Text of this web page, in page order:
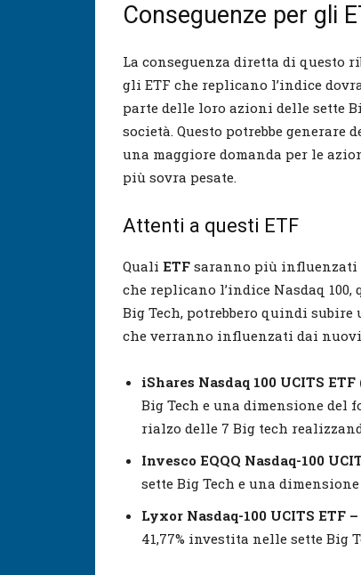
Conseguenze per gli
La conseguenza diretta di questo
gli ETF che replicano l’indice
parte delle loro azioni delle sette
società. Questo potrebbe
una maggiore domanda per le
più sovra pesate.
Attenti a questi ETF
Quali ETF saranno più influenzati
che replicano l’indice Nasdaq
Big Tech, potrebbero quindi
che verranno influenzati dai
iShares Nasdaq 100 UCITS
Big Tech e una dimensione del
rialzo delle 7 Big tech
Invesco EQQQ Nasdaq-100
sette Big Tech e una
Lyxor Nasdaq-100 UCITS ETF
41,77% investita nelle sette Big